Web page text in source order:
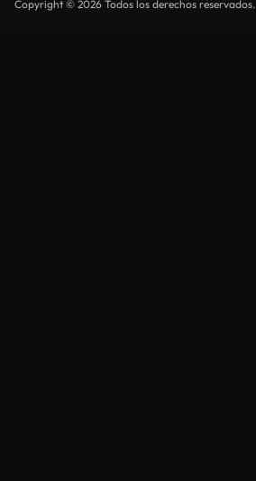
Copyright © 2026 Todos los derechos reservados.